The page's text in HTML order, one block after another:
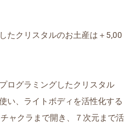
たクリスタルのお土産は＋5,00
ログラミングしたクリスタル
い、ライトボディを活性化する
ャクラまで開き、７次元まで活